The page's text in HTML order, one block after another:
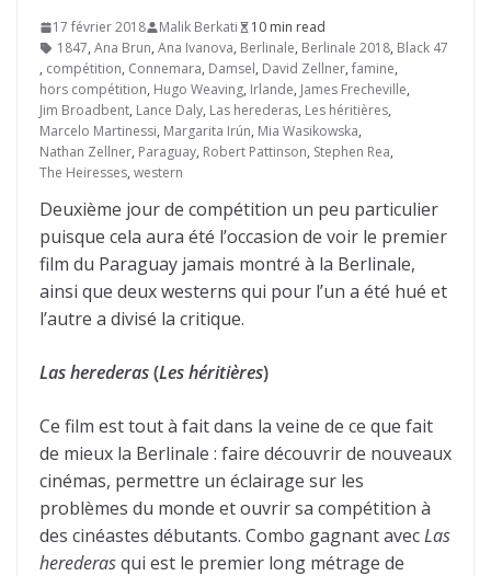
17 février 2018 Malik Berkati
10 min read
1847, Ana Brun, Ana Ivanova, Berlinale, Berlinale 2018, Black 47
, compétition, Connemara, Damsel, David Zellner, famine,
hors compétition, Hugo Weaving, Irlande, James Frecheville,
Jim Broadbent, Lance Daly, Las herederas, Les héritières,
Marcelo Martinessi, Margarita Irún, Mia Wasikowska,
Nathan Zellner, Paraguay, Robert Pattinson, Stephen Rea,
The Heiresses, western
Deuxième jour de compétition un peu particulier
puisque cela aura été l’occasion de voir le premier
film du Paraguay jamais montré à la Berlinale,
ainsi que deux westerns qui pour l’un a été hué et
l’autre a divisé la critique.
Las herederas(Les héritières)
Ce film est tout à fait dans la veine de ce que fait
de mieux la Berlinale : faire découvrir de nouveaux
cinémas, permettre un éclairage sur les
problèmes du monde et ouvrir sa compétition à
des cinéastes débutants. Combo gagnant avecLas
herederasqui est le premier long métrage de